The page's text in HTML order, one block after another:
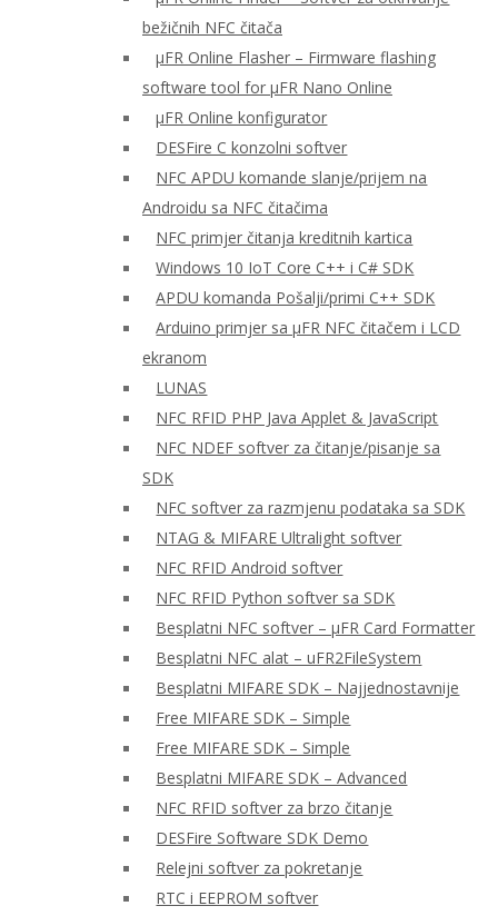
bežičnih NFC čitača
μFR Online Flasher – Firmware flashing
software tool for μFR Nano Online
μFR Online konfigurator
DESFire C konzolni softver
NFC APDU komande slanje/prijem na
Androidu sa NFC čitačima
NFC primjer čitanja kreditnih kartica
Windows 10 IoT Core C++ i C# SDK
APDU komanda Pošalji/primi C++ SDK
Arduino primjer sa μFR NFC čitačem i LCD
ekranom
LUNAS
NFC RFID PHP Java Applet & JavaScript
NFC NDEF softver za čitanje/pisanje sa
SDK
NFC softver za razmjenu podataka sa SDK
NTAG & MIFARE Ultralight softver
NFC RFID Android softver
NFC RFID Python softver sa SDK
Besplatni NFC softver – μFR Card Formatter
Besplatni NFC alat – uFR2FileSystem
Besplatni MIFARE SDK – Najjednostavnije
Free MIFARE SDK – Simple
Free MIFARE SDK – Simple
Besplatni MIFARE SDK – Advanced
NFC RFID softver za brzo čitanje
DESFire Software SDK Demo
Relejni softver za pokretanje
RTC i EEPROM softver